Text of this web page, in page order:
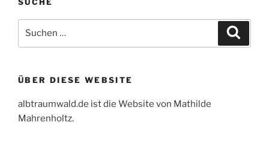
nach:
ÜBER DIESE WEBSITE
albtraumwald.de ist die Website von Mathilde
Mahrenholtz.